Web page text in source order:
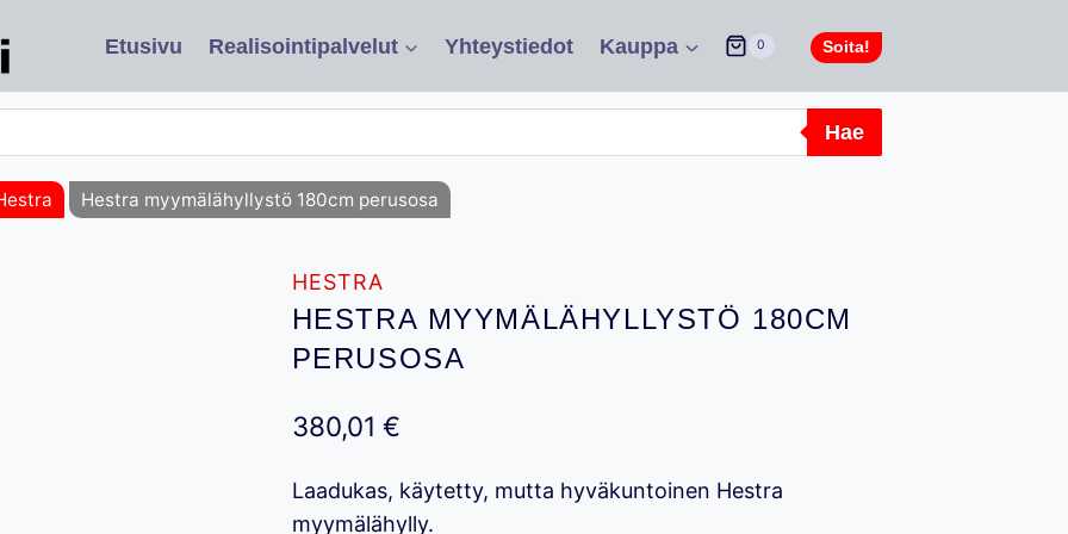
Etusivu Realisointipalvelut Yhteystiedot Kauppa 0 Soita!
Hae
Hestra myymälähyllystö 180cm perusosa
HESTRA
HESTRA MYYMÄLÄHYLLYSTÖ 180CM
PERUSOSA
380,01 €
Laadukas, käytetty, mutta hyväkuntoinen Hestra
myymälähylly.